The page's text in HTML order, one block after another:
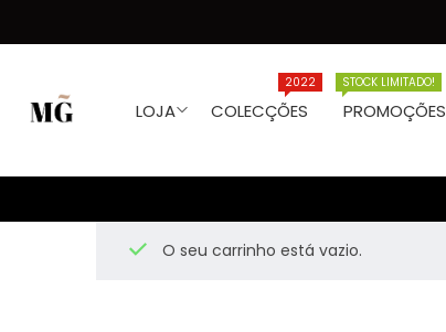
LOJA COLECÇÕES
2022
PROMOÇÕES
STOCK LIMITADO!
O seu carrinho está vazio.